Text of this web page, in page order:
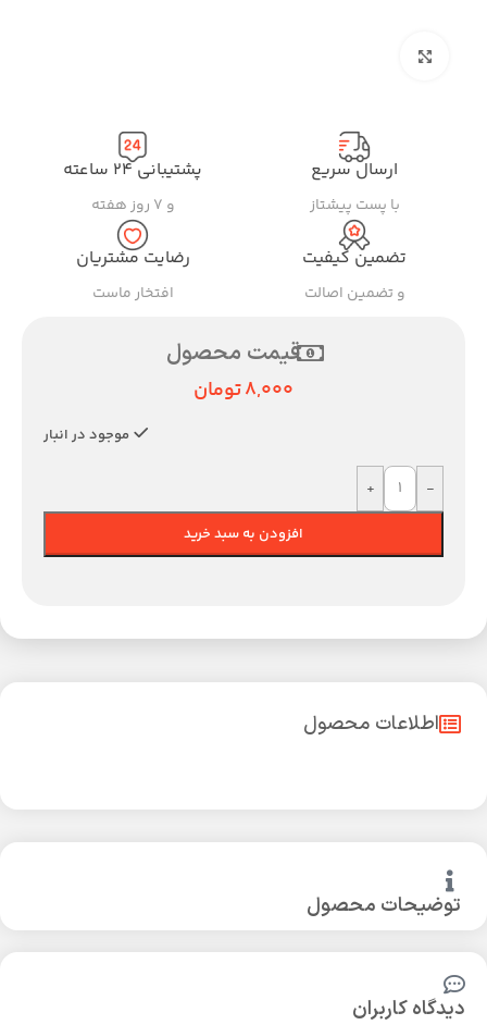
ارسال سریع
با پست پیشتاز
پشتیبانی ۲۴ ساعته
و ۷ روز هفته
تضمین کیفیت
و تضمین اصالت
رضایت مشتریان
افتخار ماست
قیمت محصول
8,000تومان
موجود در انبار
-
+
افزودن به سبد خرید
توضیحات محصول
اطلاعات محصول
دیدگاه کاربران